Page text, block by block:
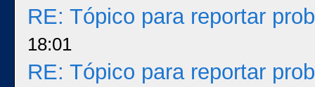
RE: Tópico para reportar
18:01
RE: Tópico para reportar